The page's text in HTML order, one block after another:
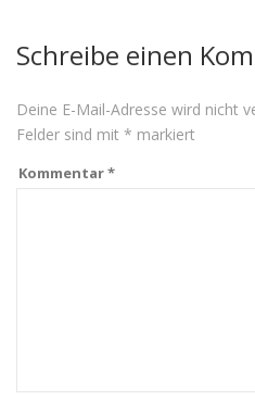
Schreibe einen
Deine E-Mail-Adresse wird nicht
Felder sind mit * markiert
Kommentar*